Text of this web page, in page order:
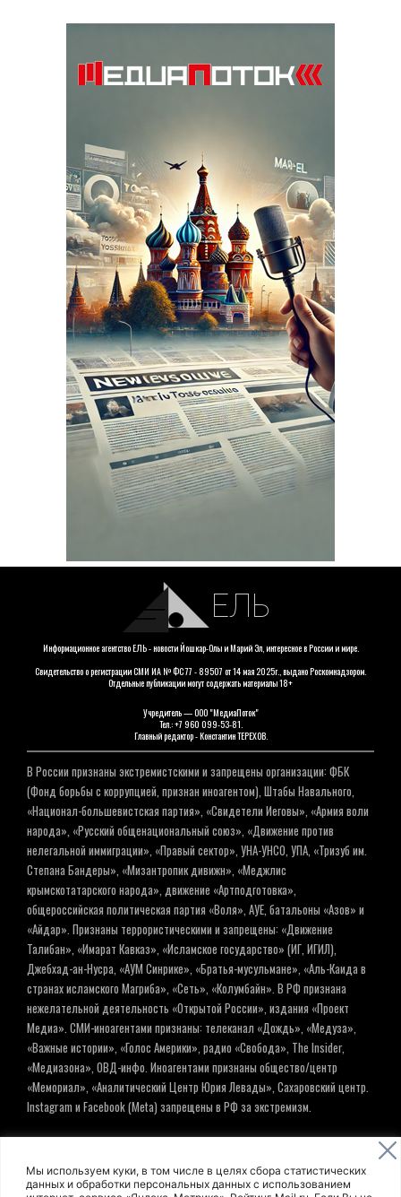
Мы используем куки, в том числе в целях сбора статистических
данных и обработки персональных данных с использованием
ЕЛЬ
Информационное агентство ЕЛЬ - новости Йошкар-Олы и Марий Эл, интересное в России и мире.
Свидетельство о регистрации СМИ ИА № ФС 77 - 89507 от 14 мая 2025г., выдано Роскомнадзором.
Отдельные публикации могут содержать материалы 18+
Учредитель — ООО "МедиаПоток"
Тел.: +7 960 099-53-81.
Главный редактор - Константин ТЕРЕХОВ.
В России признаны экстремистскими и запрещены организации: ФБК
(Фонд борьбы с коррупцией, признан иноагентом), Штабы Навального,
«Национал-большевистская партия», «Свидетели Иеговы», «Армия воли
народа», «Русский общенациональный союз», «Движение против
нелегальной иммиграции», «Правый сектор», УНА-УНСО, УПА, «Тризуб им.
Степана Бандеры», «Мизантропик дивижн», «Меджлис
крымскотатарского народа», движение «Артподготовка»,
общероссийская политическая партия «Воля», АУЕ, батальоны «Азов» и
«Айдар». Признаны террористическими и запрещены: «Движение
Талибан», «Имарат Кавказ», «Исламское государство» (ИГ, ИГИЛ),
Джебхад-ан-Нусра, «АУМ Синрике», «Братья-мусульмане», «Аль-Каида в
странах исламского Магриба», «Сеть», «Колумбайн». В РФ признана
нежелательной деятельность «Открытой России», издания «Проект
Медиа». СМИ-иноагентами признаны: телеканал «Дождь», «Медуза»,
«Важные истории», «Голос Америки», радио «Свобода», The Insider,
«Медиазона», ОВД-инфо. Иноагентами признаны общество/центр
«Мемориал», «Аналитический Центр Юрия Левады», Сахаровский центр.
Instagram и Facebook (Metа) запрещены в РФ за экстремизм.
© ИНФОРМАЦИОННОЕ АГЕНТСТВО ЕЛЬ